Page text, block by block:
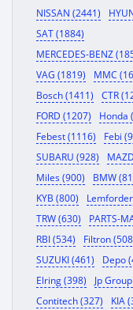
NISSAN (2441)
SAT (1884)
MERCEDES-BENZ
VAG (1819)
MMC
Bosch (1411)
CTR
FORD (1207)
Honda
Febest (1116)
Febi
SUBARU (928)
Miles (900)
BMW
KYB (800)
TRW (630)
PARTS-
RBI (534)
Filtron
SUZUKI (461)
Depo
Elring (398)
Jp
Contitech (327)
KIA